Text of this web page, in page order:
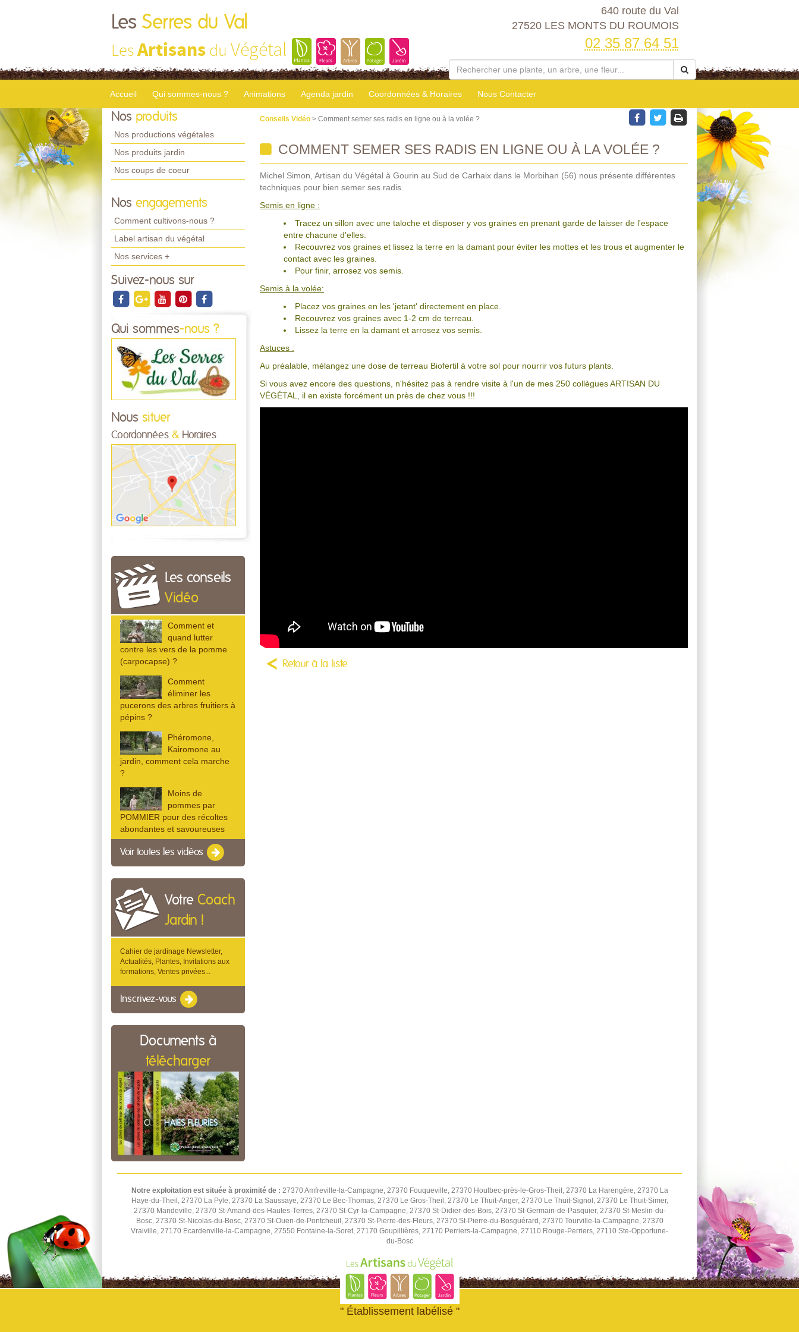
Les Serres du Val
LesArtisans du Végétal
640 route du Val
27520 LES MONTS DU ROUMOIS
02 35 87 64 51
Accueil Qui sommes-nous ? Animations Agenda jardin Coordonnées & Horaires Nous Contacter
Nos produits
Nos productions végétales
Nos produits jardin
Nos coups de coeur
Nos engagements
Comment cultivons-nous ?
Label artisan du végétal
Nos services +
Suivez-nous sur
Qui sommes-nous ?
Nous situer
Coordonnées & Horaires
Les conseils
Vidéo
Comment et
quand lutter
contre les vers de la pomme
(carpocapse) ?
Comment
éliminer les
pucerons des arbres fruitiers à
pépins ?
Phéromone,
Kairomone au
jardin, comment cela marche
?
Moins de
pommes par
POMMIER pour des récoltes
abondantes et savoureuses
Voir toutes les vidéos
Votre Coach
Jardin !
Cahier de jardinage Newsletter,
Actualités, Plantes, Invitations aux
formations, Ventes privées...
Inscrivez-vous
Documents à
télécharger
Conseils Vidéo > Comment semer ses radis en ligne ou à la volée ?
COMMENT SEMER SES RADIS EN LIGNE OU À LA VOLÉE ?
Michel Simon, Artisan du Végétal à Gourin au Sud de Carhaix dans le Morbihan (56) nous présente différentes
techniques pour bien semer ses radis.
Semis en ligne :
Tracez un sillon avec une taloche et disposer y vos graines en prenant garde de laisser de l'espace
entre chacune d'elles.
Recouvrez vos graines et lissez la terre en la damant pour éviter les mottes et les trous et augmenter le
contact avec les graines.
Pour finir, arrosez vos semis.
Semis à la volée:
Placez vos graines en les 'jetant' directement en place.
Recouvrez vos graines avec 1-2 cm de terreau.
Lissez la terre en la damant et arrosez vos semis.
Astuces :
Au préalable, mélangez une dose de terreau Biofertil à votre sol pour nourrir vos futurs plants.
Si vous avez encore des questions, n'hésitez pas à rendre visite à l'un de mes 250 collègues ARTISAN DU
VÉGÉTAL, il en existe forcément un près de chez vous !!!
Retour à la liste
Notre exploitation est située à proximité de : 27370 Amfreville-la-Campagne, 27370 Fouqueville, 27370 Houlbec-près-le-Gros-Theil, 27370 La Harengère, 27370 La
Haye-du-Theil, 27370 La Pyle, 27370 La Saussaye, 27370 Le Bec-Thomas, 27370 Le Gros-Theil, 27370 Le Thuit-Anger, 27370 Le Thuit-Signol, 27370 Le Thuit-Simer,
27370 Mandeville, 27370 St-Amand-des-Hautes-Terres, 27370 St-Cyr-la-Campagne, 27370 St-Didier-des-Bois, 27370 St-Germain-de-Pasquier, 27370 St-Meslin-du-
Bosc, 27370 St-Nicolas-du-Bosc, 27370 St-Ouen-de-Pontcheuil, 27370 St-Pierre-des-Fleurs, 27370 St-Pierre-du-Bosguérard, 27370 Tourville-la-Campagne, 27370
Vraiville, 27170 Ecardenville-la-Campagne, 27550 Fontaine-la-Soret, 27170 Goupillières, 27170 Perriers-la-Campagne, 27110 Rouge-Perriers, 27110 Ste-Opportune-
du-Bosc
" Établissement labélisé "